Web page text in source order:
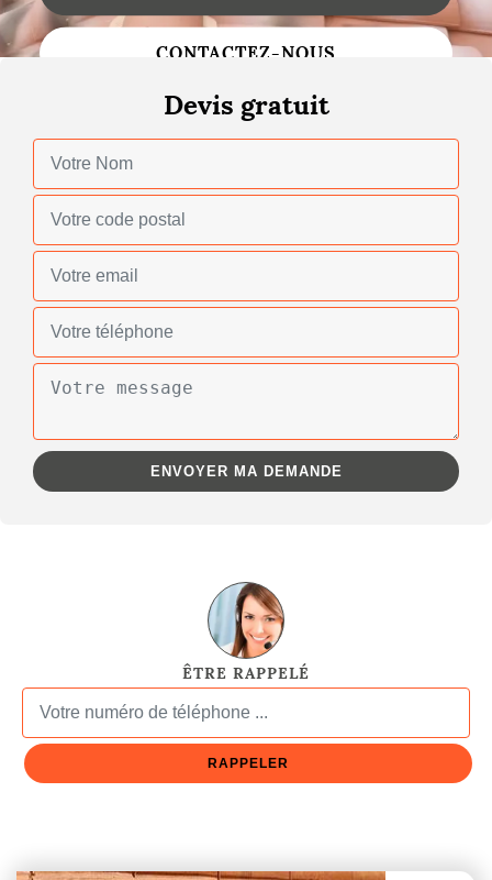
Changement de toiture
Gouttières
Réparation de toiture
CONTACTEZ-NOUS
Devis gratuit
ÊTRE RAPPELÉ